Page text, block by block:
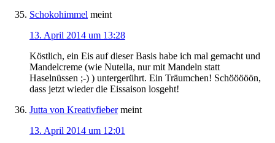
Schokohimmel meint
13. April 2014 um 13:28
Köstlich, ein Eis auf dieser Basis habe ich mal gemacht und
Mandelcreme (wie Nutella, nur mit Mandeln statt
Haselnüssen ;-) ) untergerührt. Ein Träumchen! Schööööön,
dass jetzt wieder die Eissaison losgeht!
Jutta von Kreativfieber meint
13. April 2014 um 12:01